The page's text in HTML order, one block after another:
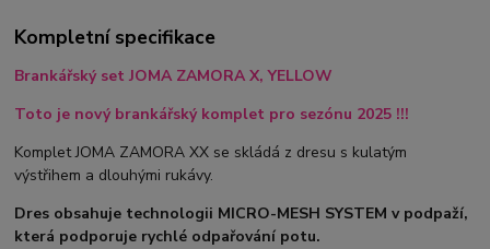
Kompletní specifikace
Brankářský set JOMA ZAMORA X, YELLOW
Toto je nový brankářský komplet pro sezónu 2025 !!!
Komplet JOMA ZAMORA XX se skládá z dresu s kulatým
výstřihem a dlouhými rukávy.
Dres obsahuje technologii MICRO-MESH SYSTEM v podpaží,
která podporuje rychlé odpařování potu.